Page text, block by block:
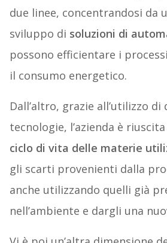
due linee, concentrandosi da
sviluppo di soluzioni di
possono efficientare i
il consumo energetico.
Dall’altro, grazie all’utilizzo di
tecnologie, l’azienda è
ciclo di vita delle materie
gli scarti provenienti dalla
anche utilizzando quelli già
nell’ambiente e dargli una